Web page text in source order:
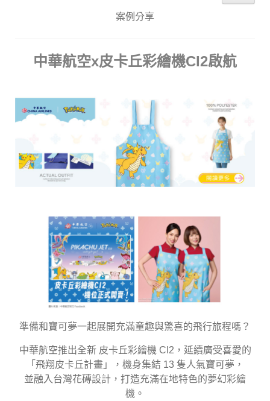
案例分享
中華航空x皮卡丘彩繪機CI2啟航
準備和寶可夢一起展開充滿童趣與驚喜的飛行旅程嗎？
中華航空推出全新 皮卡丘彩繪機 CI2，延續廣受喜愛的
「飛翔皮卡丘計畫」，機身集結 13 隻人氣寶可夢，
並融入台灣花磚設計，打造充滿在地特色的夢幻彩繪
機。